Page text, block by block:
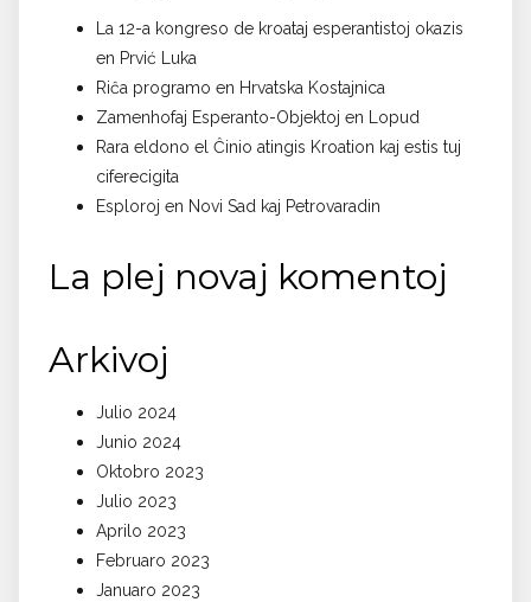
La 12-a kongreso de kroataj esperantistoj okazis
en Prvić Luka
Riĉa programo en Hrvatska Kostajnica
Zamenhofaj Esperanto-Objektoj en Lopud
Rara eldono el Ĉinio atingis Kroation kaj estis tuj
ciferecigita
Esploroj en Novi Sad kaj Petrovaradin
La plej novaj komentoj
Arkivoj
Julio 2024
Junio 2024
Oktobro 2023
Julio 2023
Aprilo 2023
Februaro 2023
Januaro 2023